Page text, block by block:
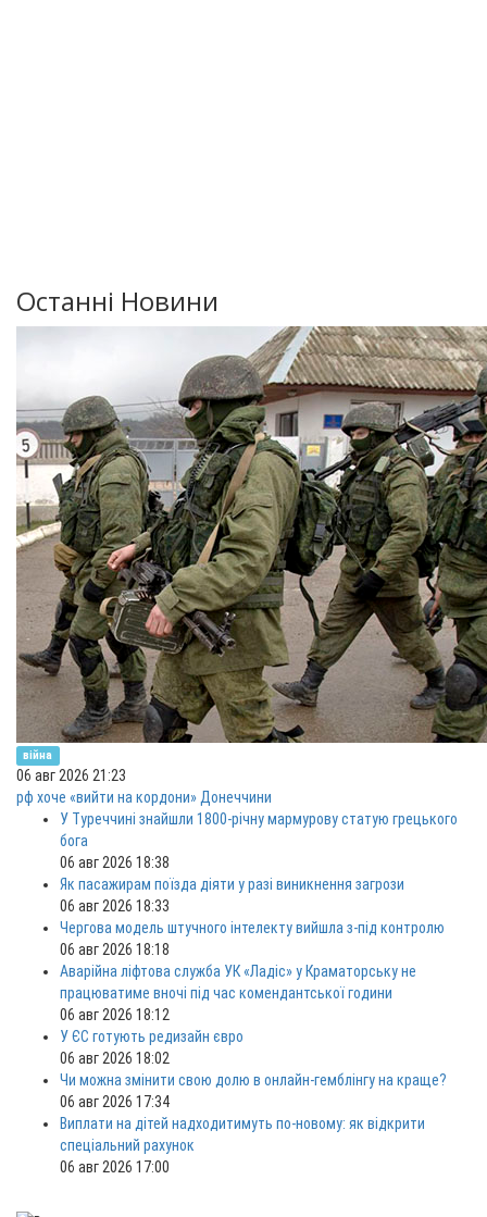
Останні Новини
війна
06 авг 2026 21:23
рф хоче «вийти на кордони» Донеччини
У Туреччині знайшли 1800-річну мармурову статую грецького
бога
06 авг 2026 18:38
Як пасажирам поїзда діяти у разі виникнення загрози
06 авг 2026 18:33
Чергова модель штучного інтелекту вийшла з-під контролю
06 авг 2026 18:18
Аварійна ліфтова служба УК «Ладіс» у Краматорську не
працюватиме вночі під час комендантської години
06 авг 2026 18:12
У ЄС готують редизайн євро
06 авг 2026 18:02
Чи можна змінити свою долю в онлайн-гемблінгу на краще?
06 авг 2026 17:34
Виплати на дітей надходитимуть по-новому: як відкрити
спеціальний рахунок
06 авг 2026 17:00